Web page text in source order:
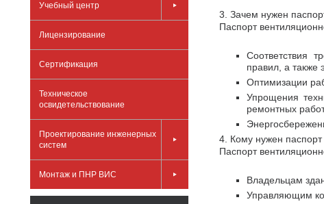
Учебный центр
Лицензирование
Сертификация
Техническое
освидетельствование
Проектирование инженерных
систем
Монтаж и ПНР ВИС
3. Зачем нужен
Паспорт
Соответствия
правил, а также
Оптимизации
Упрощения
ремонтных
4. Кому нужен
Паспорт
Владельцам
Управляющим